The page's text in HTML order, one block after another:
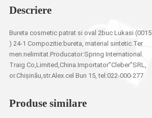
Descriere
Bureta cosmetic patrat si oval 2buc Lukasi (0015
) 24-1 Compozitie:bureta, material sintetic.Ter
men:nelimitat.Producator:Spring International.
Traig Co,Limited,China.Importator”Cleber”SRL,
or.Chișinău,str.Alex.cel Bun 15, tel:022-000-277
Produse similare